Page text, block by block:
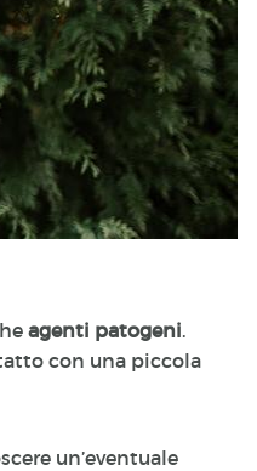
agenti patogeni.
con una piccola
un’eventuale